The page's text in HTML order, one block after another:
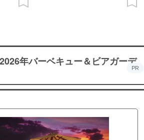
年バーベキュー＆ビアガーデ
PR